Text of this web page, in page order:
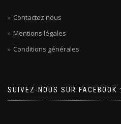
Contactez nous
Mentions légales
Conditions générales
SUIVEZ-NOUS SUR FACEBOOK :